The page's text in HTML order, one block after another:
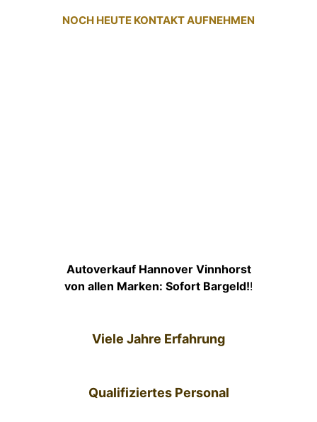
NOCH HEUTE KONTAKT AUFNEHMEN
Autoverkauf Hannover Vinnhorst
von allen Marken: Sofort Bargeld!!
Viele Jahre Erfahrung
Qualifiziertes Personal